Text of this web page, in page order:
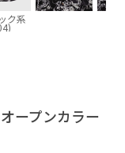
ク系
ープンカラー